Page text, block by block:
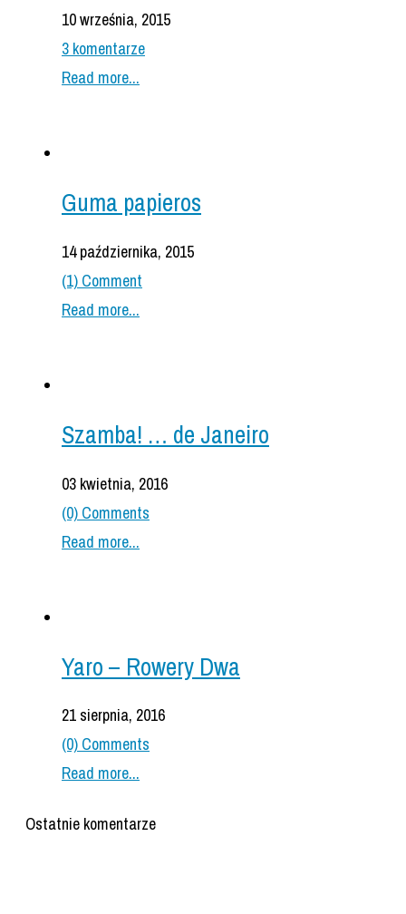
10 września, 2015
3 komentarze
Read more...
Guma papieros
14 października, 2015
(1) Comment
Read more...
Szamba! … de Janeiro
03 kwietnia, 2016
(0) Comments
Read more...
Yaro – Rowery Dwa
21 sierpnia, 2016
(0) Comments
Read more...
Ostatnie komentarze